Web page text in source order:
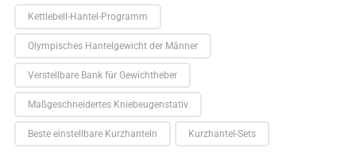
Kettlebell-Hantel-Programm
Olympisches Hantelgewicht der Männer
Verstellbare Bank für Gewichtheber
Maßgeschneidertes Kniebeugenstativ
Beste einstellbare Kurzhanteln Kurzhantel-Sets